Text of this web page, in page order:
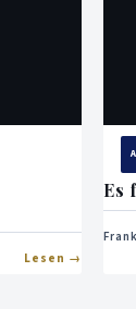
Lesen
Es